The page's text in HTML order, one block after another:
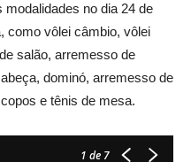
no dia 24 de
como vôlei câmbio, vôlei
salão, arremesso de
dominó, arremesso de
e tênis de mesa.
1 de 7